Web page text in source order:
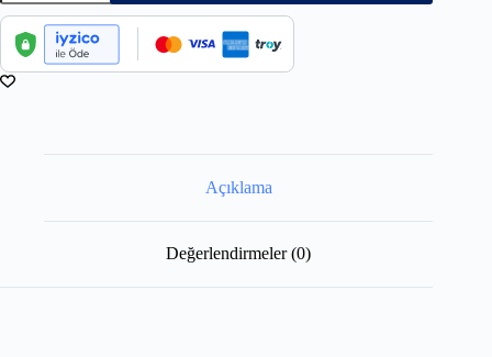
Açıklama
Değerlendirmeler (0)